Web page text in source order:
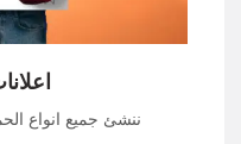
ننشئ جميع انواع